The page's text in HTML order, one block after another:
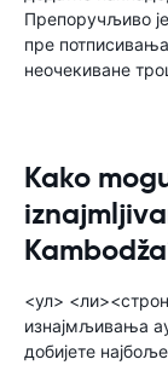
Препоручљиво
пре
неочекиване
Kako
<ул>
изнајмљивања
добијете